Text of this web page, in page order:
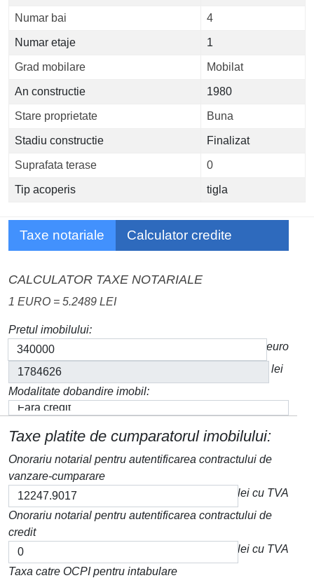
Numar bai 4
Numar etaje 1
Grad mobilare Mobilat
An constructie 1980
Stare proprietate Buna
Stadiu constructie Finalizat
Suprafata terase 0
Tip acoperis tigla
Taxe notariale Calculator credite
CALCULATOR TAXE NOTARIALE
1 EURO = 5.2489 LEI
Pretul imobilului:
euro
lei
Modalitate dobandire imobil:
Taxe platite de cumparatorul imobilului:
Onorariu notarial pentru autentificarea contractului de
vanzare-cumparare
lei cu TVA
Onorariu notarial pentru autentificarea contractului de
credit
lei cu TVA
Taxa catre OCPI pentru intabulare